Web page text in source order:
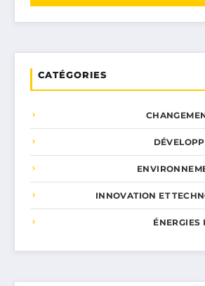
CATÉGORIES
INNOVATION ET
ÉNERGIES